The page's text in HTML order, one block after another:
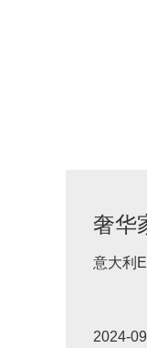
意大利
2024-